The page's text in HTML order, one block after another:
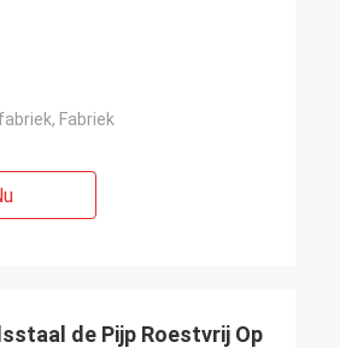
Fabriek
de Pijp Roestvrij Op